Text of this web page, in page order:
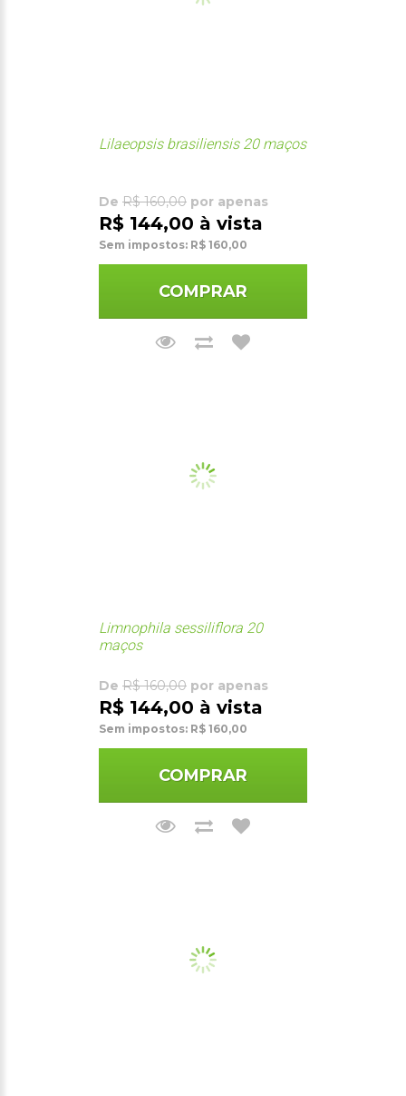
Lilaeopsis brasiliensis 20 maços
De R$ 160,00 por apenas
R$ 144,00 à vista
Sem impostos: R$ 160,00
COMPRAR
Limnophila sessiliflora 20
maços
De R$ 160,00 por apenas
R$ 144,00 à vista
Sem impostos: R$ 160,00
COMPRAR